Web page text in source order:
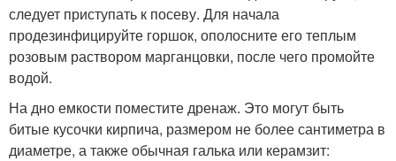
следует приступать к посеву. Для начала
продезинфицируйте горшок, ополосните его теплым
розовым раствором марганцовки, после чего промойте
водой.
На дно емкости поместите дренаж. Это могут быть
битые кусочки кирпича, размером не более сантиметра в
диаметре, а также обычная галька или керамзит: